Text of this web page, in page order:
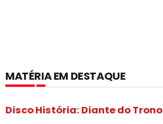
MATÉRIA EM DESTAQUE
Disco História: Diante do Trono